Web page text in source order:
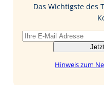
I
Das Wichtigste des
Hinweis zum